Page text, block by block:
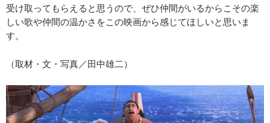
受け取ってもらえると思うので、ぜひ仲間がいるからこその楽
しい歌や仲間の温かさをこの映画から感じてほしいと思いま
す。
（取材・文・写真／田中雄二）